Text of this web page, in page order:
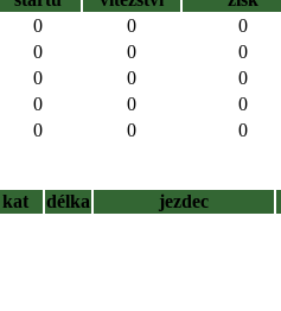
0 0 0
0 0 0
0 0 0
0 0 0
0 0 0
kat délka jezdec